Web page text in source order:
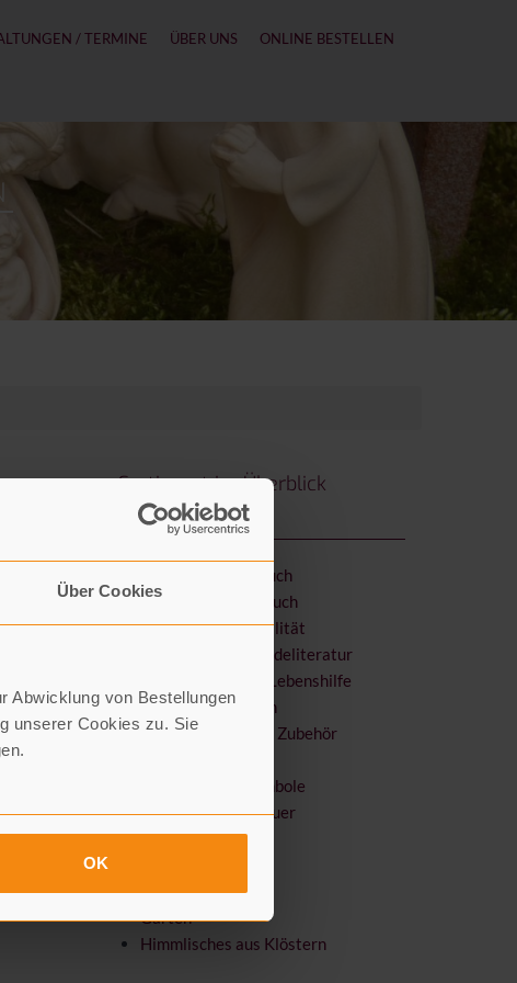
Über Cookies
Abwicklung von Bestellungen
unserer Cookies zu. Sie
OK
/ TERMINE ÜBER UNS ONLINE BESTELLEN
Sortiment im Überblick
Literatur & Sachbuch
Kinder- & Jugendbuch
Religion & Spiritualität
Bibel & Gemeindeliteratur
Spiritualität & Lebenshilfe
Glaubensfragen
Räucherwerk & Zubehör
Schmuck & Symbole
Sterben, Tod & Trauer
Karten & Kunst
Wandern
Garten
Himmlisches aus Klöstern